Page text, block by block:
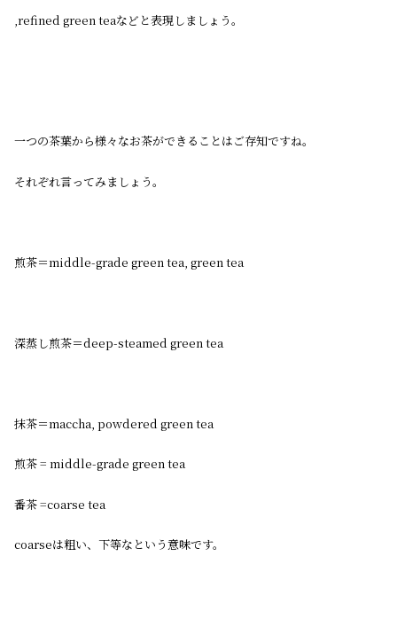
,refined green teaなどと表現しましょう。
一つの茶葉から様々なお茶ができることはご存知ですね。
それぞれ言ってみましょう。
煎茶＝middle-grade green tea, green tea
深蒸し煎茶＝deep-steamed green tea
抹茶＝maccha, powdered green tea
煎茶 = middle-grade green tea
番茶 =coarse tea
coarseは粗い、下等なという意味です。